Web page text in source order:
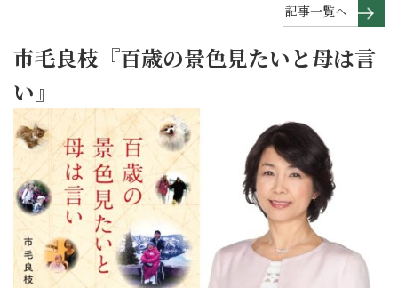
記事一覧へ
市毛良枝『百歳の景色見たいと母は言
い』